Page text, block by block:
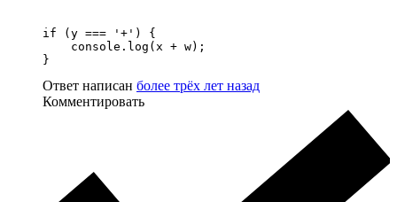
if (y === '+') {
    console.log(x + w);
}
Ответ написан более трёх лет назад
Комментировать